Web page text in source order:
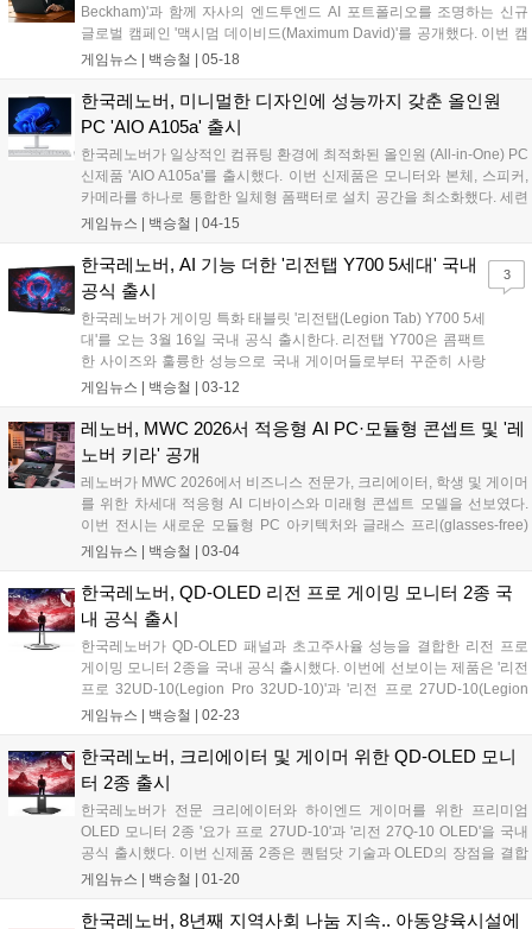
Beckham)'과 함께 자사의 엔드투엔드 AI 포트폴리오를 조명하는 신규
글로벌 캠페인 '맥시멈 데이비드(Maximum David)'를 공개했다. 이번 캠
페인은 디바이스부터 서비스까지 아우르는 레노버의 AI 기술이 게이머,
치는 폭넓은 영향력을 전달하는 데 중점을 뒀다....
게임뉴스 | 백승철 05-18
한국레노버, 미니멀한 디자인에 성능까지 갖춘 올인원
PC 'AIO A105a' 출시
한국레노버가 일상적인 컴퓨팅 환경에 최적화된 올인원 (All-in-One) PC
신제품 'AIO A105a'를 출시했다. 이번 신제품은 모니터와 본체, 스피커,
카메라를 하나로 통합한 일체형 폼팩터로 설치 공간을 최소화했다. 세련
된 클라우드 그레이(Cloud Grey) 색상의 미니멀한 디자인은 거실, 서재
인먼트 등 다양한 용도로 활용 가능해 쾌적한 홈 컴퓨팅 환경을 제공한
다....
게임뉴스 | 백승철 04-15
한국레노버, AI 기능 더한 '리전탭 Y700 5세대' 국내
공식 출시
한국레노버가 게이밍 특화 태블릿 '리전탭(Legion Tab) Y700 5세
대'를 오는 3월 16일 국내 공식 출시한다. 리전탭 Y700은 콤팩트
한 사이즈와 훌륭한 성능으로 국내 게이머들로부터 꾸준히 사랑
받아온 레노버의 대표 게이밍 태블릿이다. 새롭게 선보이는 5세
강화해 한층 몰입감 있는 게임 경험을 선사한다....
게임뉴스 | 백승철 03-12
3
레노버, MWC 2026서 적응형 AI PC·모듈형 콘셉트 및 '레
노버 키라' 공개
레노버가 MWC 2026에서 비즈니스 전문가, 크리에이터, 학생 및 게이머
를 위한 차세대 적응형 AI 디바이스와 미래형 콘셉트 모델을 선보였다.
이번 전시는 새로운 모듈형 PC 아키텍처와 글래스 프리(glasses-free)
3D 노트북 콘셉트, 폴더블 게이밍 핸드헬드 기기, '레노버 키라(Lenovo
사용자 및 환경에 지능적으로 적응하는 시스템으로 진화하고 있음을 시
사한다....
게임뉴스 | 백승철 03-04
한국레노버, QD-OLED 리전 프로 게이밍 모니터 2종 국
내 공식 출시
한국레노버가 QD-OLED 패널과 초고주사율 성능을 결합한 리전 프로
게이밍 모니터 2종을 국내 공식 출시했다. 이번에 선보이는 제품은 '리전
프로 32UD-10(Legion Pro 32UD-10)'과 '리전 프로 27UD-10(Legion
Pro 27UD-10)'으로, 대화면의 몰입감과 정밀한 컨트롤을 모두 갖춘 게
게임뉴스 | 백승철 02-23
한국레노버, 크리에이터 및 게이머 위한 QD-OLED 모니
터 2종 출시
한국레노버가 전문 크리에이터와 하이엔드 게이머를 위한 프리미엄
OLED 모니터 2종 '요가 프로 27UD-10'과 '리전 27Q-10 OLED'을 국내
공식 출시했다. 이번 신제품 2종은 퀀텀닷 기술과 OLED의 장점을 결합
한 QD-OLED 디스플레이를 탑재해 실제 눈으로 보는 것 같은 생생함을
인란드(TUV Rheinland)의 아이세이프(Eyesafe) 2.0 인증으로 장시간
게임뉴스 | 백승철 01-20
한국레노버, 8년째 지역사회 나눔 지속.. 아동양육시설에